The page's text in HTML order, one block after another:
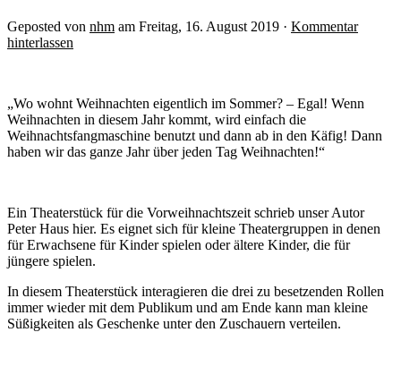
Geposted von nhm am Freitag, 16. August 2019 · Kommentar
hinterlassen
„Wo wohnt Weihnachten eigentlich im Sommer? – Egal! Wenn
Weihnachten in diesem Jahr kommt, wird einfach die
Weihnachtsfangmaschine benutzt und dann ab in den Käfig! Dann
haben wir das ganze Jahr über jeden Tag Weihnachten!“
Ein Theaterstück für die Vorweihnachtszeit schrieb unser Autor
Peter Haus hier. Es eignet sich für kleine Theatergruppen in denen
für Erwachsene für Kinder spielen oder ältere Kinder, die für
jüngere spielen.
In diesem Theaterstück interagieren die drei zu besetzenden Rollen
immer wieder mit dem Publikum und am Ende kann man kleine
Süßigkeiten als Geschenke unter den Zuschauern verteilen.